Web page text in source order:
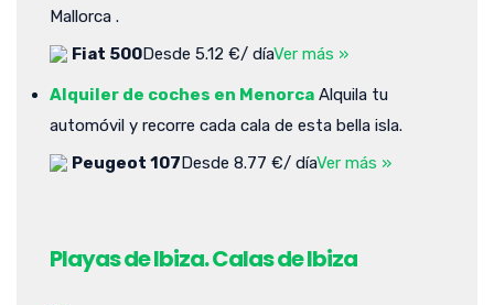
Mallorca .
Fiat 500Desde 5.12 €/ díaVer más »
Alquiler de coches en Menorca Alquila tu
automóvil y recorre cada cala de esta bella isla.
Peugeot 107Desde 8.77 €/ díaVer más »
Playas de Ibiza. Calas de Ibiza